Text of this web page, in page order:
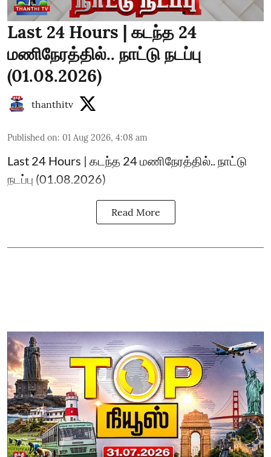
Last 24 Hours | கடந்த 24
மணிநேரத்தில்.. நாட்டு நடப்பு
(01.08.2026)
thanthitv
Published on: 01 Aug 2026, 4:08 am
Last 24 Hours | கடந்த 24 மணிநேரத்தில்.. நாட்டு
நடப்பு (01.08.2026)
Read More